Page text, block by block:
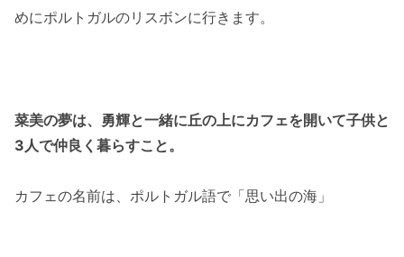
めにポルトガルのリスボンに行きます。
菜美の夢は、勇輝と一緒に丘の上にカフェを開いて子供と
3人で仲良く暮らすこと。
カフェの名前は、ポルトガル語で「思い出の海」